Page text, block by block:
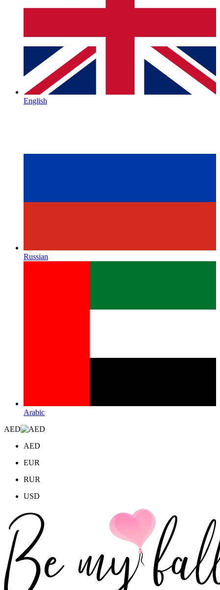
English
Russian
Arabic
AED
AED
EUR
RUR
USD